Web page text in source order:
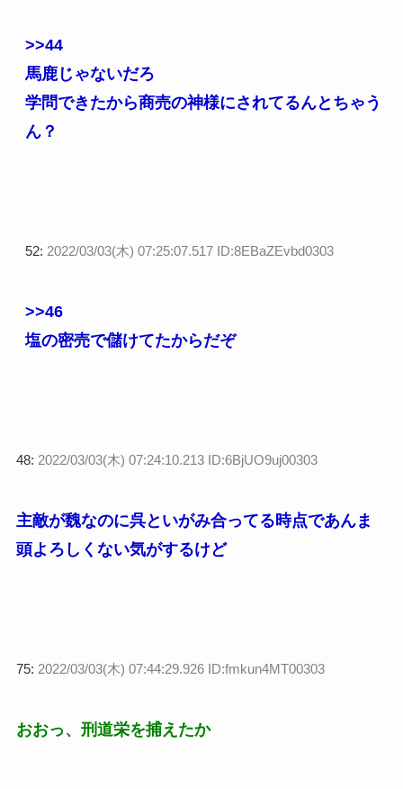
>>44
馬鹿じゃないだろ
学問できたから商売の神様にされてるんとちゃう
ん？
52: 2022/03/03(木) 07:25:07.517 ID:8EBaZEvbd0303
>>46
塩の密売で儲けてたからだぞ
48: 2022/03/03(木) 07:24:10.213 ID:6BjUO9uj00303
主敵が魏なのに呉といがみ合ってる時点であんま
頭よろしくない気がするけど
75: 2022/03/03(木) 07:44:29.926 ID:fmkun4MT00303
おおっ、刑道栄を捕えたか